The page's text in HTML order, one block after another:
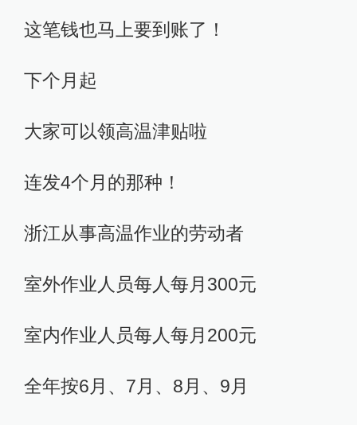
这笔钱也马上要到账了！
下个月起
大家可以领高温津贴啦
连发4个月的那种！
浙江从事高温作业的劳动者
室外作业人员每人每月300元
室内作业人员每人每月200元
全年按6月、7月、8月、9月